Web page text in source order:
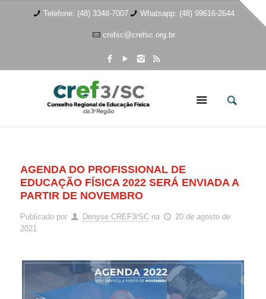
Telefone: (48) 3348-7007 Whatsapp: (48) 99616-2644
crefsc@crefsc.org.br
AGENDA DO PROFISSIONAL DE
EDUCAÇÃO FÍSICA 2022 SERÁ ENVIADA A
PARTIR DE NOVEMBRO
Publicado por Denyse CREF3/SC na
20 de agosto de
2021